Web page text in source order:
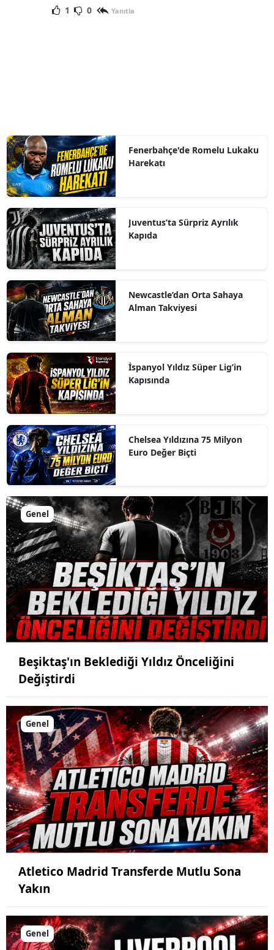
1 0 Yanıtla
Fenerbahçe'de Romelu Lukaku
Harekatı
Juventus’ta Sürpriz Ayrılık
Kapıda
Newcastle’dan Orta Sahaya
Alman Takviyesi
İspanyol Yıldız Süper Lig’in
Kapısında
Chelsea Yıldızına 75 Milyon
Euro Değer Biçti
Genel
Beşiktaş'ın Beklediği Yıldız Önceliğini
Değiştirdi
Genel
Atletico Madrid Transferde Mutlu Sona
Yakın
Genel